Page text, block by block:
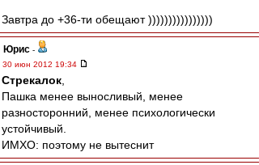
Завтра до +36-ти обещают ))))))))))))))))
Юрис -
30 июн 2012 19:34
Стрекалок
Пашка менее выносливый, менее
разносторонний, менее психологически
устойчивый.
ИМХО: поэтому не вытеснит